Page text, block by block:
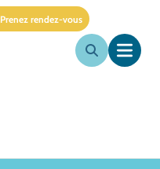
Prenez rendez-vous